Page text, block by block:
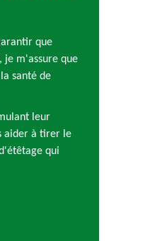
que
je m'assure que
santé de
leur
aider à tirer le
qui